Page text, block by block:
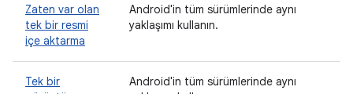
Zaten var olan
tek bir resmi
içe aktarma
Android'in tüm sürümlerinde aynı
yaklaşımı kullanın.
Tek bir
Android'in tüm sürümlerinde aynı